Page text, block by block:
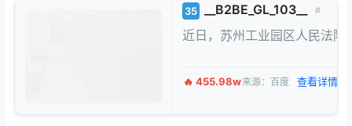
35 __B2BE_GL_103__ #
近日，苏州工业园区人民法
🔥 455.98w来源：百度 查看详情 →